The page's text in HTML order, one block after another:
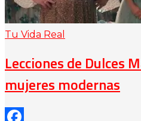
Tu Vida Real
Lecciones de Dulces
mujeres modernas